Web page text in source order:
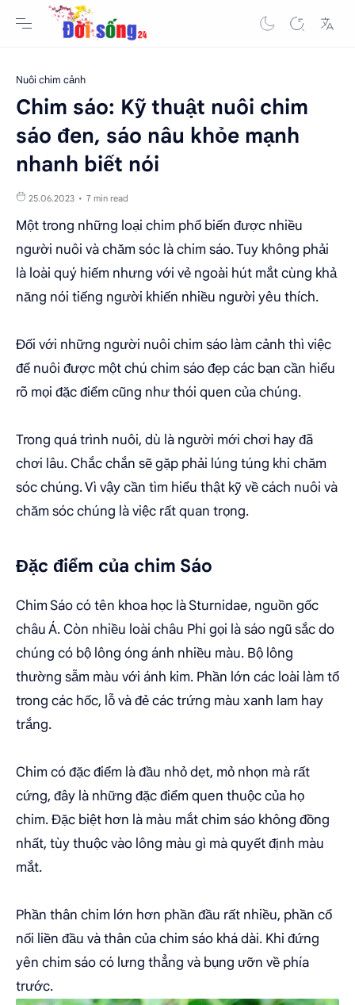
Nuôi chim cảnh
Chim sáo: Kỹ thuật nuôi chim
sáo đen, sáo nâu khỏe mạnh
nhanh biết nói
7 min read
Một trong những loại chim phổ biến được nhiều
người nuôi và chăm sóc là chim sáo. Tuy không phải
là loài quý hiếm nhưng với vẻ ngoài hút mắt cùng khả
năng nói tiếng người khiến nhiều người yêu thích.
Đối với những người nuôi chim sáo làm cảnh thì việc
để nuôi được một chú chim sáo đẹp các bạn cần hiểu
rõ mọi đặc điểm cũng như thói quen của chúng.
Trong quá trình nuôi, dù là người mới chơi hay đã
chơi lâu. Chắc chắn sẽ gặp phải lúng túng khi chăm
sóc chúng. Vì vậy cần tìm hiểu thật kỹ về cách nuôi và
chăm sóc chúng là việc rất quan trọng.
Đặc điểm của chim Sáo
Chim Sáo có tên khoa học là Sturnidae, nguồn gốc
châu Á. Còn nhiều loài châu Phi gọi là sáo ngũ sắc do
chúng có bộ lông óng ánh nhiều màu. Bộ lông
thường sẫm màu với ánh kim. Phần lớn các loài làm tổ
trong các hốc, lỗ và đẻ các trứng màu xanh lam hay
trắng.
Chim có đặc điểm là đầu nhỏ dẹt, mỏ nhọn mà rất
cứng, đây là những đặc điểm quen thuộc của họ
chim. Đặc biệt hơn là màu mắt chim sáo không đồng
nhất, tùy thuộc vào lông màu gì mà quyết định màu
mắt.
Phần thân chim lớn hơn phần đầu rất nhiều, phần cổ
nối liền đầu và thân của chim sáo khá dài. Khi đứng
yên chim sáo có lưng thẳng và bụng ưỡn về phía
trước.